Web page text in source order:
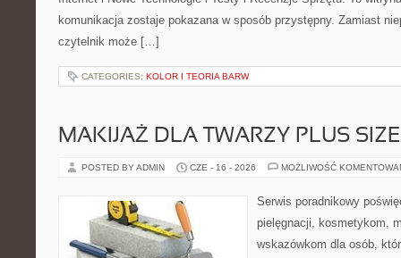
komunikacja zostaje pokazana w sposób przystępny. Zamiast
czytelnik może […]
CATEGORIES: KOLOR I TEORIA BARW
MAKIJAŻ DLA TWARZY PLUS SIZE
POSTED BY ADMIN CZE - 16 - 2026 MOŻLIWOŚĆ
Serwis poradnikowy
pielęgnacji, kosmetykom,
wskazówkom dla osób,